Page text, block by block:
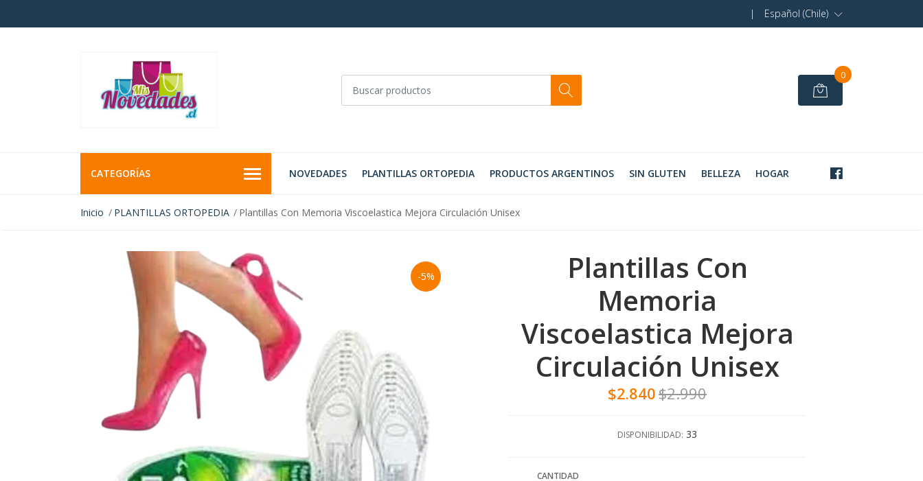
| Español (Chile)
0
CATEGORÍAS NOVEDADES PLANTILLAS ORTOPEDIA PRODUCTOS ARGENTINOS SIN GLUTEN BELLEZA HOGAR
Inicio PLANTILLAS ORTOPEDIA Plantillas Con Memoria Viscoelastica Mejora Circulación Unisex
-5%
Plantillas Con
Memoria
Viscoelastica Mejora
Circulación Unisex
$2.840$2.990
DISPONIBILIDAD: 33
CANTIDAD